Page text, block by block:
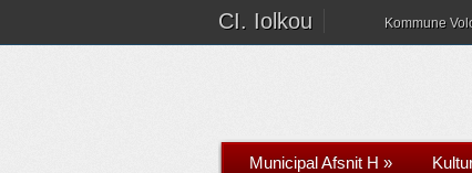
CI. Iolkou Kommune
Municipal Afsnit H »